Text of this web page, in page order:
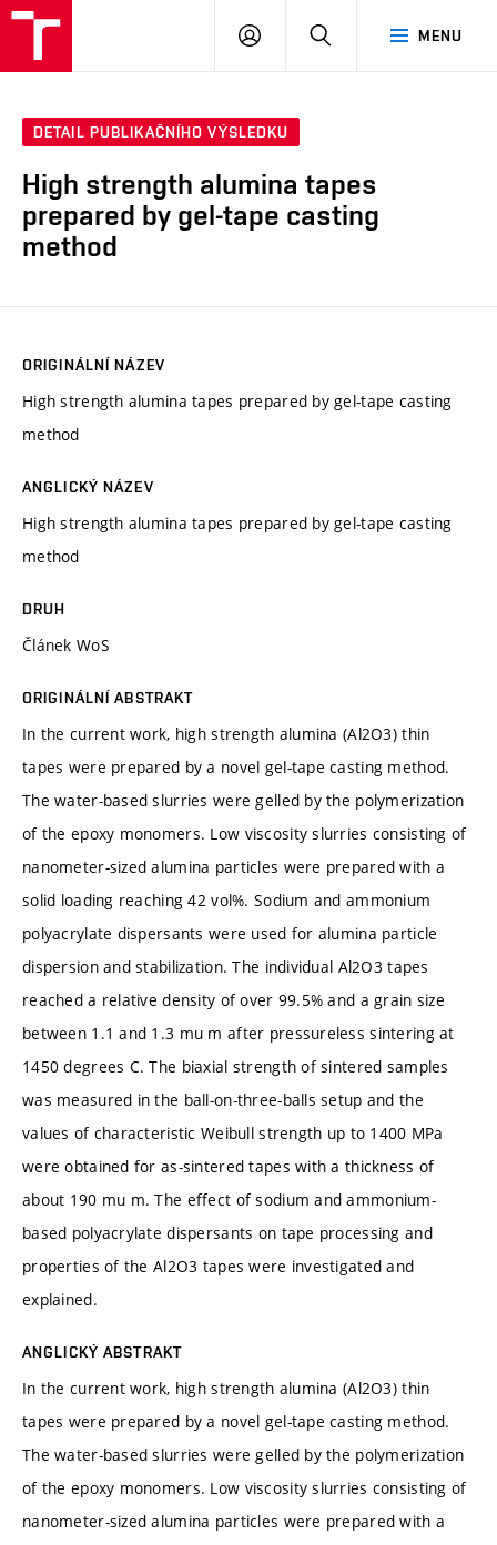
MENU
PŘIHLÁSIT
DETAIL PUBLIKAČNÍHO VÝSLEDKU
High strength alumina tapes
prepared by gel-tape casting
method
ORIGINÁLNÍ NÁZEV
High strength alumina tapes prepared by gel-tape casting
method
ANGLICKÝ NÁZEV
High strength alumina tapes prepared by gel-tape casting
method
DRUH
Článek WoS
ORIGINÁLNÍ ABSTRAKT
In the current work, high strength alumina (Al2O3) thin
tapes were prepared by a novel gel-tape casting method.
The water-based slurries were gelled by the polymerization
of the epoxy monomers. Low viscosity slurries consisting of
nanometer-sized alumina particles were prepared with a
solid loading reaching 42 vol%. Sodium and ammonium
polyacrylate dispersants were used for alumina particle
dispersion and stabilization. The individual Al2O3 tapes
reached a relative density of over 99.5% and a grain size
between 1.1 and 1.3 mu m after pressureless sintering at
1450 degrees C. The biaxial strength of sintered samples
was measured in the ball-on-three-balls setup and the
values of characteristic Weibull strength up to 1400 MPa
were obtained for as-sintered tapes with a thickness of
about 190 mu m. The effect of sodium and ammonium-
based polyacrylate dispersants on tape processing and
properties of the Al2O3 tapes were investigated and
explained.
ANGLICKÝ ABSTRAKT
In the current work, high strength alumina (Al2O3) thin
tapes were prepared by a novel gel-tape casting method.
The water-based slurries were gelled by the polymerization
of the epoxy monomers. Low viscosity slurries consisting of
nanometer-sized alumina particles were prepared with a